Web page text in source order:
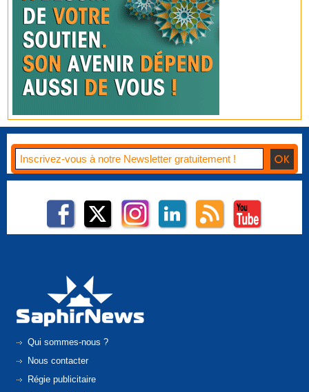
Qui sommes-nous ?
Nous contacter
Régie publicitaire